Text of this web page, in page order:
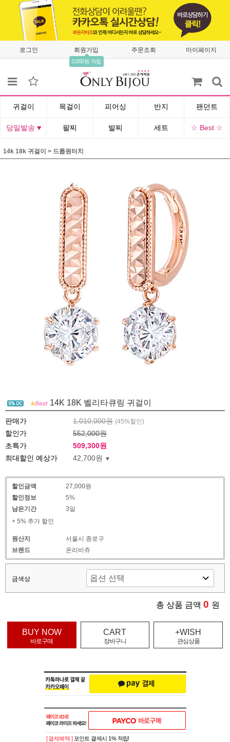
로그인 회원가입
3,000원 적립
주문조회 마이페이지
귀걸이 목걸이 피어싱 반지 팬던트
당일발송 ♥ 팔찌 발찌 세트 ☆ Best ☆
14k 18k 귀걸이 > 드롭원터치
14K 18K 벨리타큐링 귀걸이
판매가 1,010,000원 (45%할인)
할인가
552,000원
초특가
509,300원
최대할인 예상가
42,700원
할인금액
27,000원
할인정보
5%
남은기간
3일
+ 5% 추가 할인
원산지
서울시 종로구
브랜드
온리비쥬
금색상
총 상품 금액 0 원
BUY NOW
바로구매
CART
장바구니
+WISH
관심상품
[ 결제혜택 ] 포인트 결제시 1% 적립!